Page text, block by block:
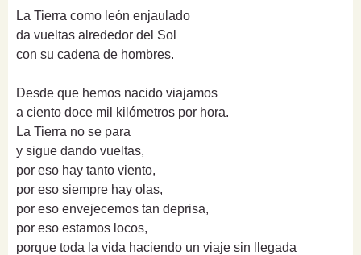
La Tierra como león enjaulado
da vueltas alrededor del Sol
con su cadena de hombres.
Desde que hemos nacido viajamos
a ciento doce mil kilómetros por hora.
La Tierra no se para
y sigue dando vueltas,
por eso hay tanto viento,
por eso siempre hay olas,
por eso envejecemos tan deprisa,
por eso estamos locos,
porque toda la vida haciendo un viaje sin llegada